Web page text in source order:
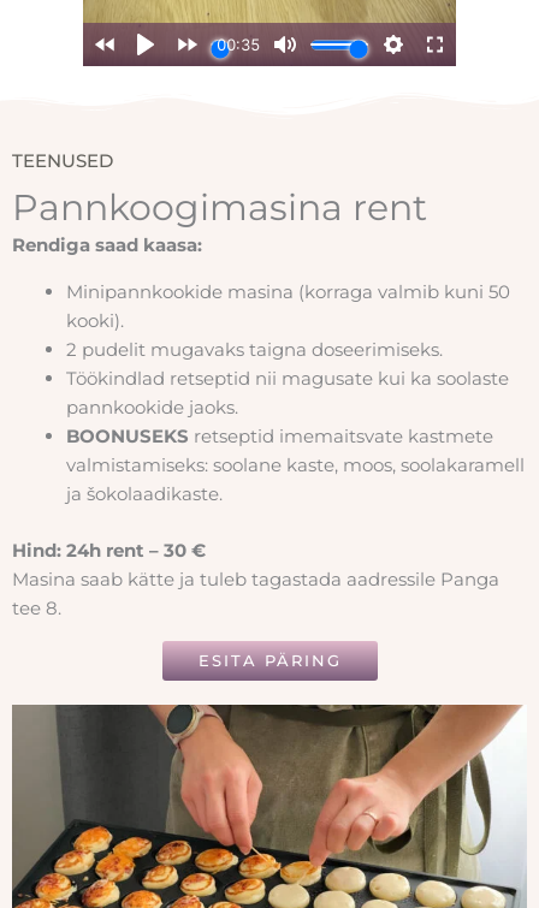
TEENUSED
Pannkoogimasina rent
Rendiga saad kaasa:
Minipannkookide masina (korraga valmib kuni 50
kooki).
2 pudelit mugavaks taigna doseerimiseks.
Töökindlad retseptid nii magusate kui ka soolaste
pannkookide jaoks.
BOONUSEKS retseptid imemaitsvate kastmete
valmistamiseks: soolane kaste, moos, soolakaramell
ja šokolaadikaste.
Hind: 24h rent – 30 €
Masina saab kätte ja tuleb tagastada aadressile Panga
tee 8.
ESITA PÄRING